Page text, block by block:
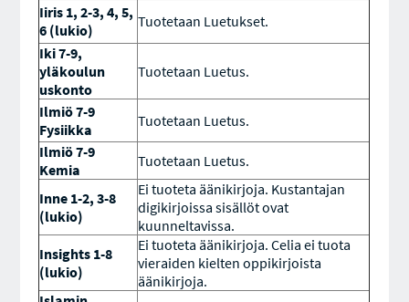
Iiris 1, 2-3, 4, 5,
6 (lukio)
Tuotetaan Luetukset.
Iki 7-9,
yläkoulun
uskonto
Tuotetaan Luetus.
Ilmiö 7-9
Fysiikka
Tuotetaan Luetus.
Ilmiö 7-9
Kemia
Tuotetaan Luetus.
Inne 1-2, 3-8
(lukio)
Ei tuoteta äänikirjoja. Kustantajan
digikirjoissa sisällöt ovat
kuunneltavissa.
Insights 1-8
(lukio)
Ei tuoteta äänikirjoja. Celia ei tuota
vieraiden kielten oppikirjoista
äänikirjoja.